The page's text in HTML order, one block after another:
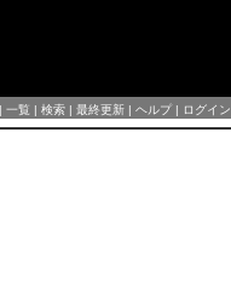
| 一覧 | 検索 | 最終更新 | ヘルプ| ログイン